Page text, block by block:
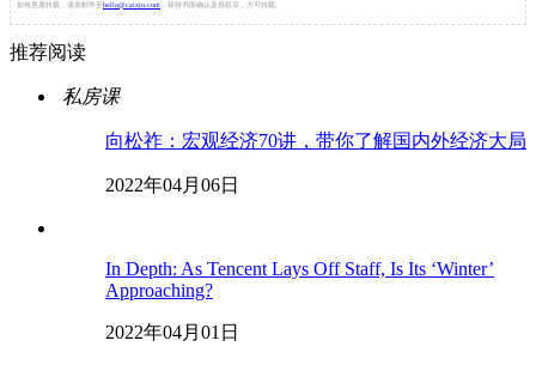
如有意愿转载，请发邮件至 hello@caixin.com ，获得书面确认及授权后，方可转载。
推荐阅读
私房课
向松祚：宏观经济70讲，带你了解国内外经济大局
2022年04月06日
In Depth: As Tencent Lays Off Staff, Is Its ‘Winter’
Approaching?
2022年04月01日